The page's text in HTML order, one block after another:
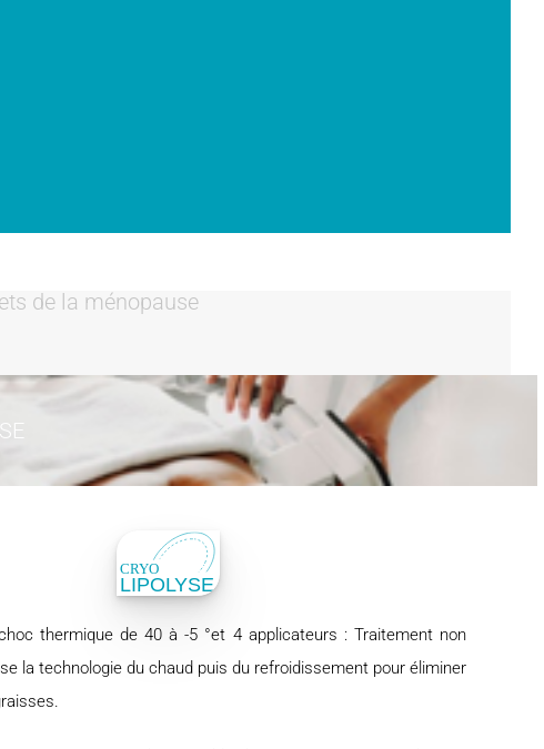
de la ménopause
thermique de 40 à -5 °et 4 applicateurs : Traitement non
la technologie du chaud puis du refroidissement pour éliminer